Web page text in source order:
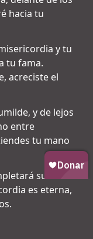
hacia tu
y tu
tu fama.
acreciste el
y de lejos
entre
tu mano
sus
es eterna,